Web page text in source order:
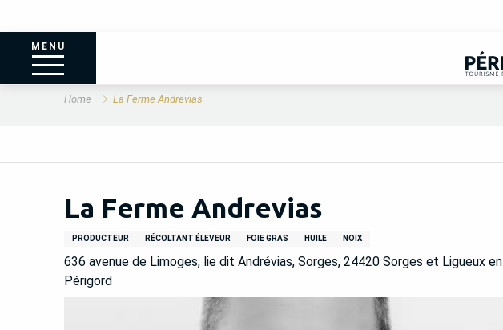
MENU
Home La Ferme Andrevias
La Ferme Andrevias
PRODUCTEUR RÉCOLTANT ÉLEVEUR FOIE GRAS HUILE NOIX
636 avenue de Limoges, lie dit Andrévias, Sorges, 24420 Sorges et Ligueux en
Périgord